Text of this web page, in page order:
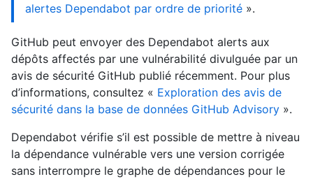
alertes Dependabot par ordre de priorité ».
GitHub peut envoyer des Dependabot alerts aux
dépôts affectés par une vulnérabilité divulguée par un
avis de sécurité GitHub publié récemment. Pour plus
d’informations, consultez « Exploration des avis de
sécurité dans la base de données GitHub Advisory ».
Dependabot vérifie s’il est possible de mettre à niveau
la dépendance vulnérable vers une version corrigée
sans interrompre le graphe de dépendances pour le